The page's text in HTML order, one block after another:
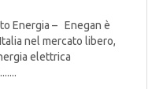
Energia – Enegan è
nel mercato libero,
elettrica